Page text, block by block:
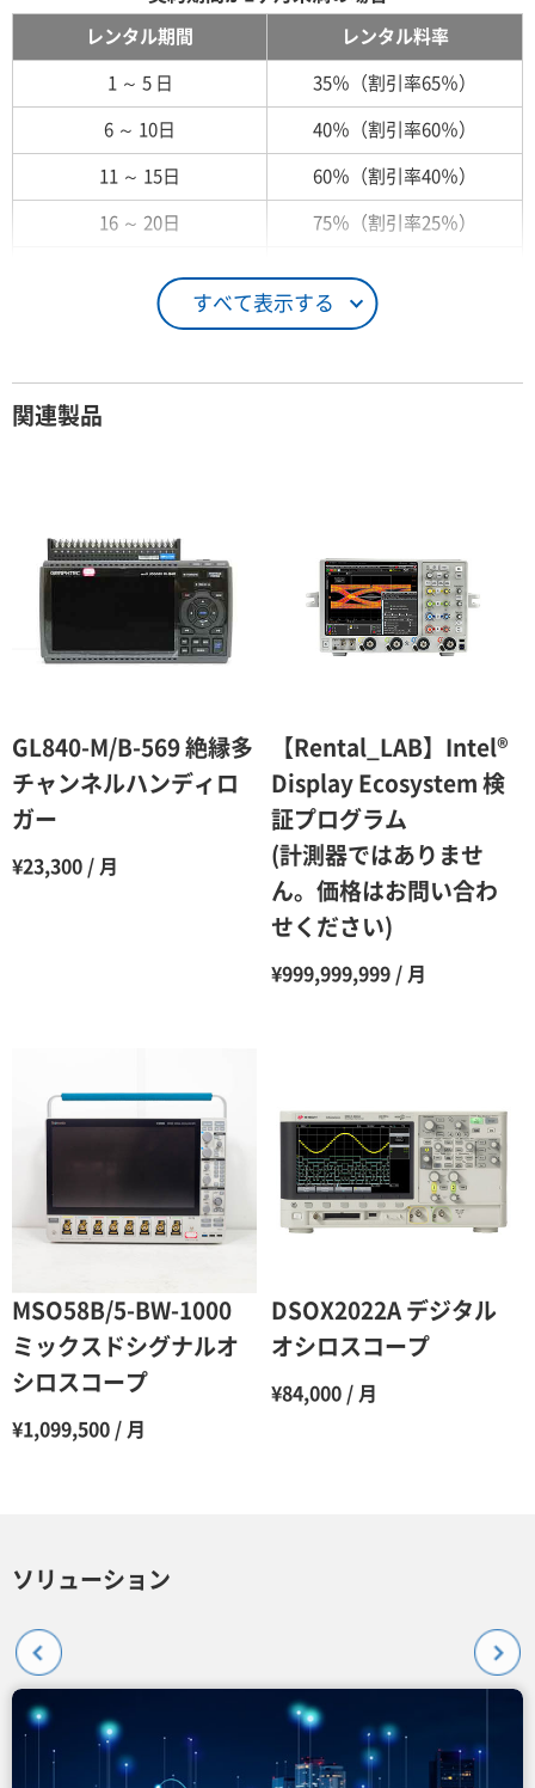
すべて表示する
レンタル期間 レンタル料率
1 ～ 5 日 35％（割引率65％）
6 ～ 10日 40％（割引率60％）
11 ～ 15日 60％（割引率40％）
16 ～ 20日 75％（割引率25％）
26日 ～ 1ヶ月 100％（割引率 0％）
2ヶ月
80％（割引率20％）
75％（割引率25％）
7ヶ月 60％（割引率 40％）
55％（割引率45％）
50％（割引率50％）
48％（割引率52％）
47％（割引率53％）
関連製品
GL840-M/B-569 絶縁多
チャンネルハンディロ
ガー
¥23,300 / 月
【Rental_LAB】Intel®
Display Ecosystem 検
証プログラム
(計測器ではありませ
ん。価格はお問い合わ
せください)
¥999,999,999 / 月
MSO58B/5-BW-1000
ミックスドシグナルオ
シロスコープ
¥1,099,500 / 月
DSOX2022A デジタル
オシロスコープ
¥84,000 / 月
ソリューション